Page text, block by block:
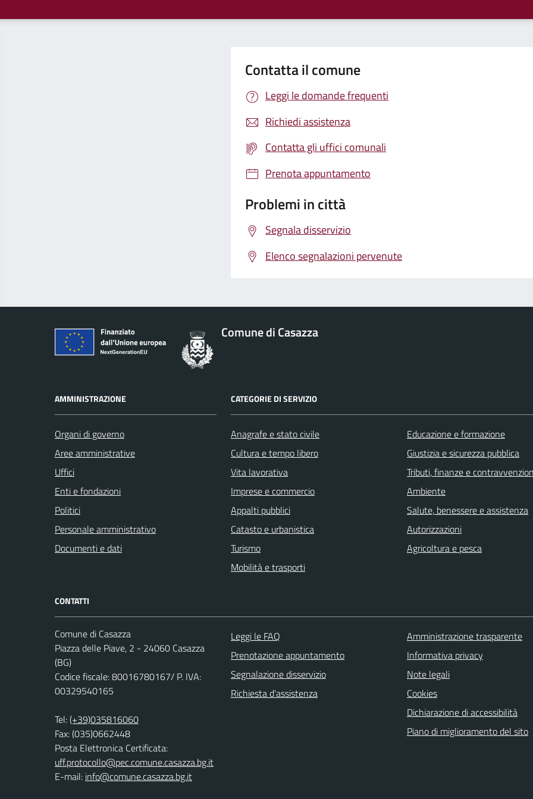
Contatta il comune
Leggi le domande frequenti
Richiedi assistenza
Contatta gli uffici comunali
Prenota appuntamento
Problemi in città
Segnala disservizio
Elenco segnalazioni pervenute
Comune di Casazza
AMMINISTRAZIONE
Organi di governo
Aree amministrative
Uffici
Enti e fondazioni
Politici
Personale amministrativo
Documenti e dati
CATEGORIE DI SERVIZIO
Anagrafe e stato civile
Cultura e tempo libero
Vita lavorativa
Imprese e commercio
Appalti pubblici
Catasto e urbanistica
Turismo
Mobilità e trasporti
Educazione e formazione
Giustizia e sicurezza pubblica
Tributi, finanze e
Ambiente
Salute, benessere e assistenza
Autorizzazioni
Agricoltura e pesca
CONTATTI
Comune di Casazza
Piazza delle Piave, 2 - 24060 Casazza
(BG)
Codice fiscale: 80016780167/ P. IVA:
00329540165
Tel:(+39)035816060
Fax: (035)0662448
Posta Elettronica Certificata:
uff.protocollo@pec.comune.casazza.bg.it
E-mail: info@comune.casazza.bg.it
Leggi le FAQ
Prenotazione appuntamento
Segnalazione disservizio
Richiesta d'assistenza
Amministrazione trasparente
Informativa privacy
Note legali
Cookies
Dichiarazione di accessibilità
Piano di miglioramento del sito